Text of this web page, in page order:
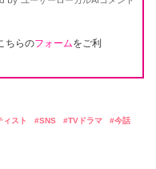
ちらのフォームをご利
ィスト SNS TVドラマ
今話